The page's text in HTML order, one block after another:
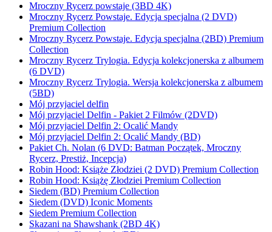
Mroczny Rycerz powstaje (3BD 4K)
Mroczny Rycerz Powstaje. Edycja specjalna (2 DVD)
Premium Collection
Mroczny Rycerz Powstaje. Edycja specjalna (2BD) Premium
Collection
Mroczny Rycerz Trylogia. Edycja kolekcjonerska z albumem
(6 DVD)
Mroczny Rycerz Trylogia. Wersja kolekcjonerska z albumem
(5BD)
Mój przyjaciel delfin
Mój przyjaciel Delfin - Pakiet 2 Filmów (2DVD)
Mój przyjaciel Delfin 2: Ocalić Mandy
Mój przyjaciel Delfin 2: Ocalić Mandy (BD)
Pakiet Ch. Nolan (6 DVD: Batman Początek, Mroczny
Rycerz, Prestiż, Incepcja)
Robin Hood: Książe Złodziei (2 DVD) Premium Collection
Robin Hood: Książę Złodziei Premium Collection
Siedem (BD) Premium Collection
Siedem (DVD) Iconic Moments
Siedem Premium Collection
Skazani na Shawshank (2BD 4K)